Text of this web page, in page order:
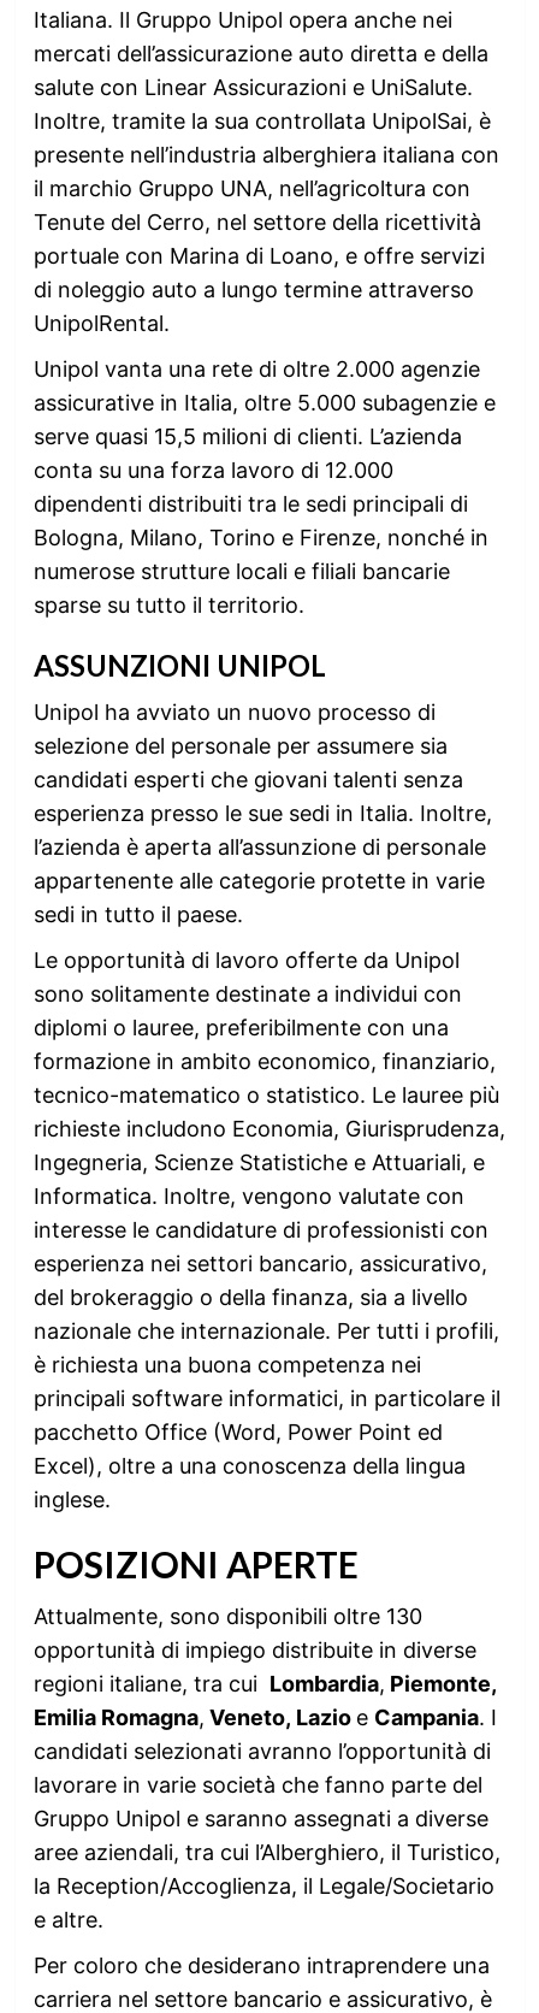
Italiana. Il Gruppo Unipol opera anche nei
mercati dell’assicurazione auto diretta e della
salute con Linear Assicurazioni e UniSalute.
Inoltre, tramite la sua controllata UnipolSai, è
presente nell’industria alberghiera italiana con
il marchio Gruppo UNA, nell’agricoltura con
Tenute del Cerro, nel settore della ricettività
portuale con Marina di Loano, e offre servizi
di noleggio auto a lungo termine attraverso
UnipolRental.
Unipol vanta una rete di oltre 2.000 agenzie
assicurative in Italia, oltre 5.000 subagenzie e
serve quasi 15,5 milioni di clienti. L’azienda
conta su una forza lavoro di 12.000
dipendenti distribuiti tra le sedi principali di
Bologna, Milano, Torino e Firenze, nonché in
numerose strutture locali e filiali bancarie
sparse su tutto il territorio.
ASSUNZIONI UNIPOL
Unipol ha avviato un nuovo processo di
selezione del personale per assumere sia
candidati esperti che giovani talenti senza
esperienza presso le sue sedi in Italia. Inoltre,
l’azienda è aperta all’assunzione di personale
appartenente alle categorie protette in varie
sedi in tutto il paese.
Le opportunità di lavoro offerte da Unipol
sono solitamente destinate a individui con
diplomi o lauree, preferibilmente con una
formazione in ambito economico, finanziario,
tecnico-matematico o statistico. Le lauree più
richieste includono Economia, Giurisprudenza,
Ingegneria, Scienze Statistiche e Attuariali, e
Informatica. Inoltre, vengono valutate con
interesse le candidature di professionisti con
esperienza nei settori bancario, assicurativo,
del brokeraggio o della finanza, sia a livello
nazionale che internazionale. Per tutti i profili,
è richiesta una buona competenza nei
principali software informatici, in particolare il
pacchetto Office (Word, Power Point ed
Excel), oltre a una conoscenza della lingua
inglese.
POSIZIONI APERTE
Attualmente, sono disponibili oltre 130
opportunità di impiego distribuite in diverse
regioni italiane, tra cui Lombardia, Piemonte,
Emilia Romagna, Veneto, Lazio e Campania. I
candidati selezionati avranno l’opportunità di
lavorare in varie società che fanno parte del
Gruppo Unipol e saranno assegnati a diverse
aree aziendali, tra cui l’Alberghiero, il Turistico,
la Reception/Accoglienza, il Legale/Societario
e altre.
Per coloro che desiderano intraprendere una
carriera nel settore bancario e assicurativo, è